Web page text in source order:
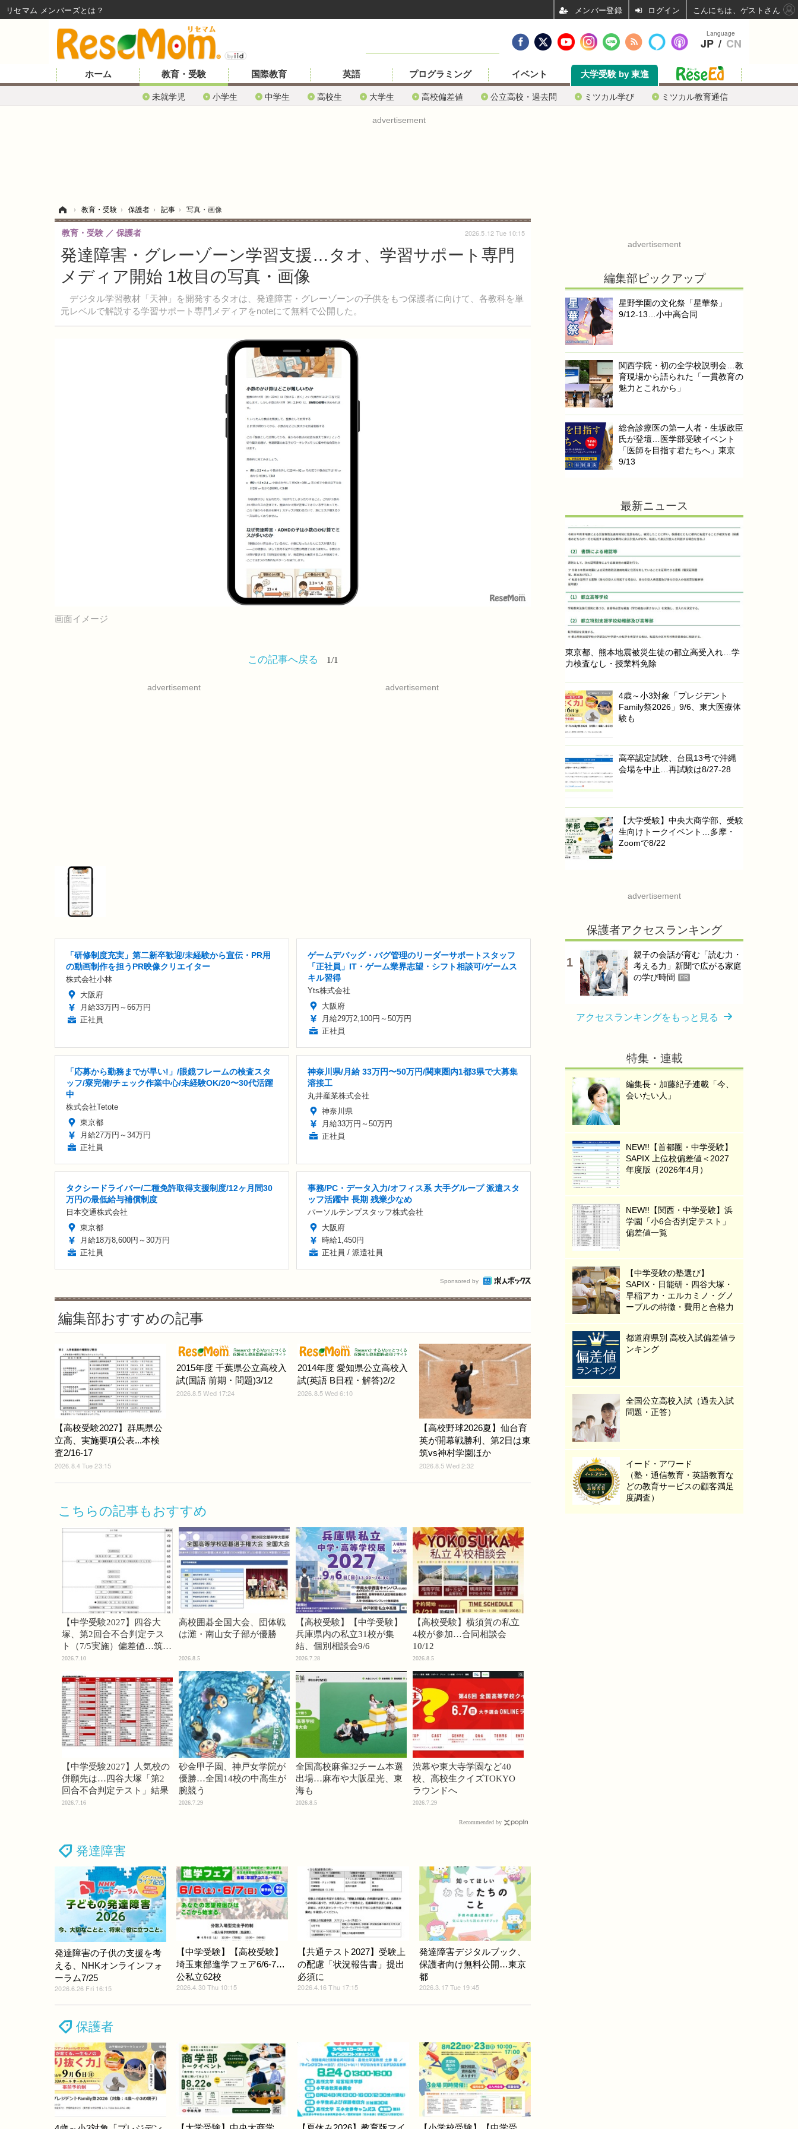
ホーム 教育・受験
未就学児 小学生 中学生 高校生 大学生 高校偏差値 公立高校・過去問 ミツカル学び ミツカル教育通信
国際教育 英語 プログラミング イベント 大学受験 by 東進
advertisement
› 教育・受験 › 保護者 › 記事 › 写真・画像
発達障害・グレーゾーン学習支援…タオ、学習サポート専門
メディア開始 1枚目の写真・画像
デジタル学習教材「天神」を開発するタオは、発達障害・グレーゾーンの子供をもつ保護者に向けて、各教科を単
元レベルで解説する学習サポート専門メディアをnoteにて無料で公開した。
教育・受験 保護者 2026.5.12 Tue 10:15
画面イメージ
この記事へ戻る 1/1
advertisement advertisement
「研修制度充実」第二新卒歓迎/未経験から宣伝・PR用
の動画制作を担うPR映像クリエイター
株式会社小林
大阪府
月給33万円～66万円
正社員
ゲームデバッグ・バグ管理のリーダーサポートスタッフ
「正社員」IT・ゲーム業界志望・シフト相談可/ゲームス
キル習得
Yts株式会社
大阪府
月給29万2,100円～50万円
正社員
「応募から勤務までが早い!」/眼鏡フレームの検査スタ
ッフ/寮完備/チェック作業中心/未経験OK/20〜30代活躍
中
株式会社Tetote
東京都
月給27万円～34万円
正社員
神奈川県/月給 33万円〜50万円/関東圏内1都3県で大募集
溶接工
丸井産業株式会社
神奈川県
月給33万円～50万円
正社員
タクシードライバー/二種免許取得支援制度/12ヶ月間30
万円の最低給与補償制度
日本交通株式会社
東京都
月給18万8,600円～30万円
正社員
事務/PC・データ入力/オフィス系 大手グループ 派遣スタ
ッフ活躍中 長期 残業少なめ
パーソルテンプスタッフ株式会社
大阪府
時給1,450円
正社員 / 派遣社員
Sponsored by
編集部おすすめの記事
【高校受験2027】群馬県公
立高、実施要項公表...本検
査2/16-17
2026.8.4 Tue 23:15
2015年度 千葉県公立高校入
試(国語 前期・問題)3/12
2026.8.5 Wed 17:24
2014年度 愛知県公立高校入
試(英語 B日程・解答)2/2
2026.8.5 Wed 6:10
【高校野球2026夏】仙台育
英が開幕戦勝利、第2日は東
筑vs神村学園ほか
2026.8.5 Wed 2:32
こちらの記事もおすすめ
【中学受験2027】四谷大
塚、第2回合不合判定テス
ト（7/5実施）偏差値…筑駒
74・桜蔭70＜PR＞
2026.7.10
高校囲碁全国大会、団体戦
は灘・南山女子部が優勝
2026.8.5
【高校受験】【中学受験】
兵庫県内の私立31校が集
結、個別相談会9/6
2026.7.28
【高校受験】横須賀の私立
4校が参加…合同相談会
10/12
2026.8.5
【中学受験2027】人気校の
併願先は…四谷大塚「第2
回合不合判定テスト」結果
2026.7.16
砂金甲子園、神戸女学院が
優勝…全国14校の中高生が
腕競う
2026.7.29
全国高校麻雀32チーム本選
出場…麻布や大阪星光、東
海も
2026.8.5
渋幕や東大寺学園など40
校、高校生クイズTOKYO
ラウンドへ
2026.7.29
Recommended by
発達障害
発達障害の子供の支援を考
える、NHKオンラインフォ
ーラム7/25
2026.6.26 Fri 16:15
【中学受験】【高校受験】
埼玉東部進学フェア6/6-7…
公私立62校
2026.4.30 Thu 10:15
【共通テスト2027】受験上
の配慮「状況報告書」提出
必須に
2026.4.16 Thu 17:15
発達障害デジタルブック、
保護者向け無料公開…東京
都
2026.3.17 Tue 19:45
保護者
advertisement
編集部ピックアップ
星野学園の文化祭「星華祭」
9/12-13…小中高合同
関西学院・初の全学校説明会…教
育現場から語られた「一貫教育の
魅力とこれから」
総合診療医の第一人者・生坂政臣
氏が登壇…医学部受験イベント
「医師を目指す君たちへ」東京
9/13
最新ニュース
東京都、熊本地震被災生徒の都立高受入れ…学
力検査なし・授業料免除
4歳～小3対象「プレジデント
Family祭2026」9/6、東大医療体
験も
高卒認定試験、台風13号で沖縄
会場を中止…再試験は8/27-28
【大学受験】中央大商学部、受験
生向けトークイベント…多摩・
Zoomで8/22
advertisement
保護者アクセスランキング
親子の会話が育む「読む力・
考える力」新聞で広がる家庭
の学び時間
PR
アクセスランキングをもっと見る
特集・連載
編集長・加藤紀子連載「今、
会いたい人」
NEW!!【首都圏・中学受験】
SAPIX 上位校偏差値＜2027
年度版（2026年4月）
NEW!!【関西・中学受験】浜
学園「小6合否判定テスト」
偏差値一覧
【中学受験の塾選び】
SAPIX・日能研・四谷大塚・
早稲アカ・エルカミノ・グノ
ーブルの特徴・費用と合格力
都道府県別 高校入試偏差値ラ
ンキング
全国公立高校入試（過去入試
問題・正答）
イード・アワード
（塾・通信教育・英語教育な
どの教育サービスの顧客満足
度調査）
Language
JP / CN
リセマム メンバーズ ログイン こんにちは、ゲストさん